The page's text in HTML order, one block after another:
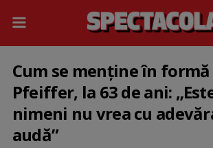
Cum se menține în
Pfeiffer, la 63 de ani:
nimeni nu vrea cu
audă”